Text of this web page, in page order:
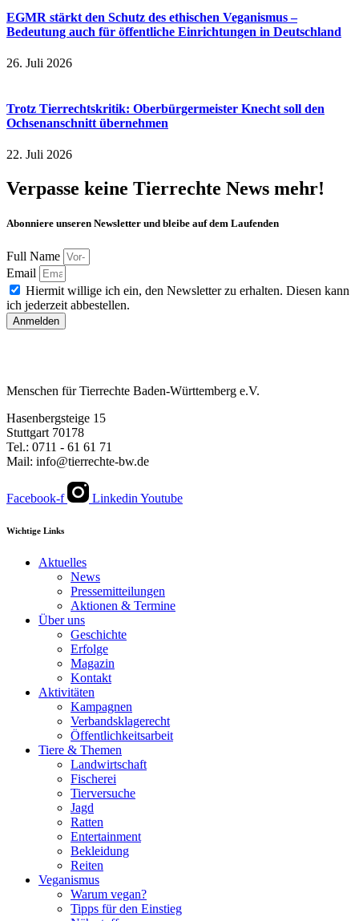
EGMR stärkt den Schutz des ethischen Veganismus –
Bedeutung auch für öffentliche Einrichtungen in Deutschland
26. Juli 2026
Trotz Tierrechtskritik: Oberbürgermeister Knecht soll den
Ochsenanschnitt übernehmen
22. Juli 2026
Verpasse keine Tierrechte News mehr!
Abonniere unseren Newsletter und bleibe auf dem Laufenden
Full Name
Email
Hiermit willige ich ein, den Newsletter zu erhalten. Diesen kann
ich jederzeit abbestellen.
Anmelden
Menschen für Tierrechte Baden-Württemberg e.V.
Hasenbergsteige 15
Stuttgart 70178
Tel.: 0711 - 61 61 71
Mail: info@tierrechte-bw.de
Facebook-f Linkedin Youtube
Wichtige Links
Aktuelles
News
Pressemitteilungen
Aktionen & Termine
Über uns
Geschichte
Erfolge
Magazin
Kontakt
Aktivitäten
Kampagnen
Verbandsklagerecht
Öffentlichkeitsarbeit
Tiere & Themen
Landwirtschaft
Fischerei
Tierversuche
Jagd
Ratten
Entertainment
Bekleidung
Reiten
Veganismus
Warum vegan?
Tipps für den Einstieg